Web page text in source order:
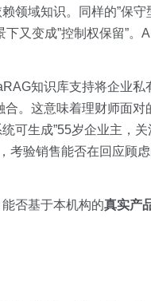
领域知识。同样的”保
下又变成”控制权保留”
知识库支持将企业
。这意味着理财师面对
可生成”55岁企业主，
考验销售能否在回应顾
否基于本机构的真实产